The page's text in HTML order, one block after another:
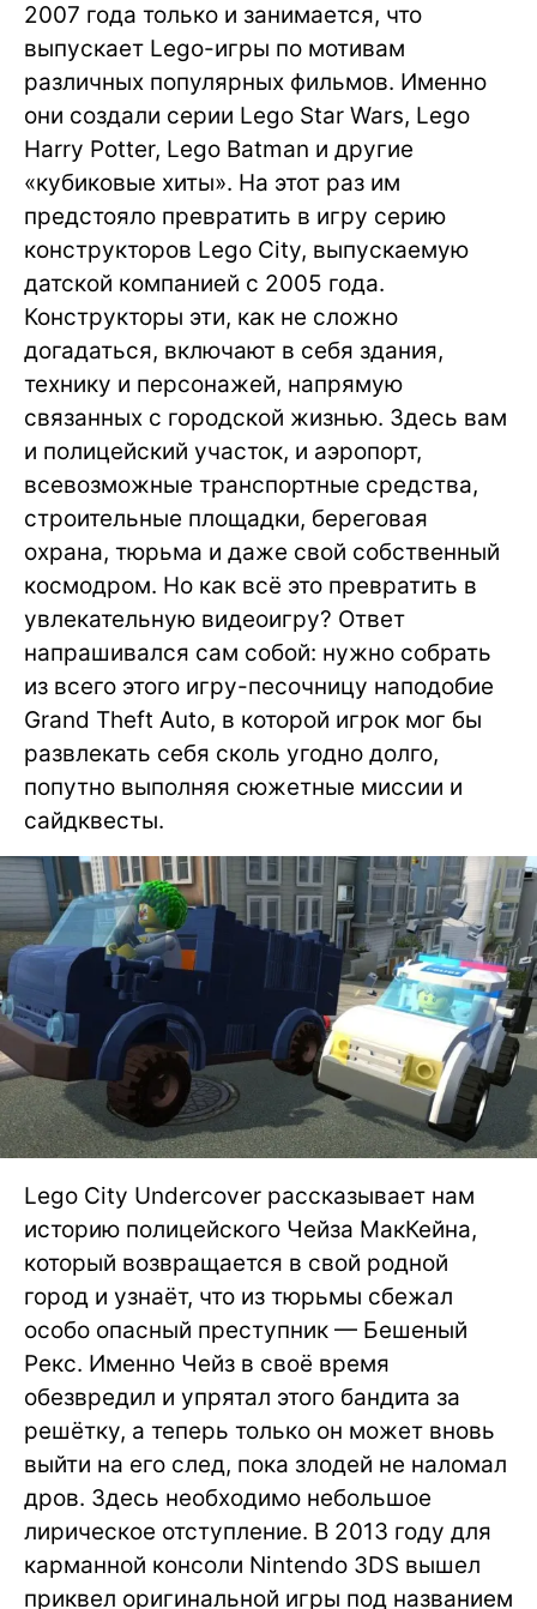
2007 года только и занимается, что
выпускает Lego-игры по мотивам
различных популярных фильмов. Именно
они создали серии Lego Star Wars, Lego
Harry Potter, Lego Batman и другие
«кубиковые хиты». На этот раз им
предстояло превратить в игру серию
конструкторов Lego City, выпускаемую
датской компанией с 2005 года.
Конструкторы эти, как не сложно
догадаться, включают в себя здания,
технику и персонажей, напрямую
связанных с городской жизнью. Здесь вам
и полицейский участок, и аэропорт,
всевозможные транспортные средства,
строительные площадки, береговая
охрана, тюрьма и даже свой собственный
космодром. Но как всё это превратить в
увлекательную видеоигру? Ответ
напрашивался сам собой: нужно собрать
из всего этого игру-песочницу наподобие
Grand Theft Auto, в которой игрок мог бы
развлекать себя сколь угодно долго,
попутно выполняя сюжетные миссии и
сайдквесты.
Lego City Undercover рассказывает нам
историю полицейского Чейза МакКейна,
который возвращается в свой родной
город и узнаёт, что из тюрьмы сбежал
особо опасный преступник — Бешеный
Рекс. Именно Чейз в своё время
обезвредил и упрятал этого бандита за
решётку, а теперь только он может вновь
выйти на его след, пока злодей не наломал
дров. Здесь необходимо небольшое
лирическое отступление. В 2013 году для
карманной консоли Nintendo 3DS вышел
приквел оригинальной игры под названием